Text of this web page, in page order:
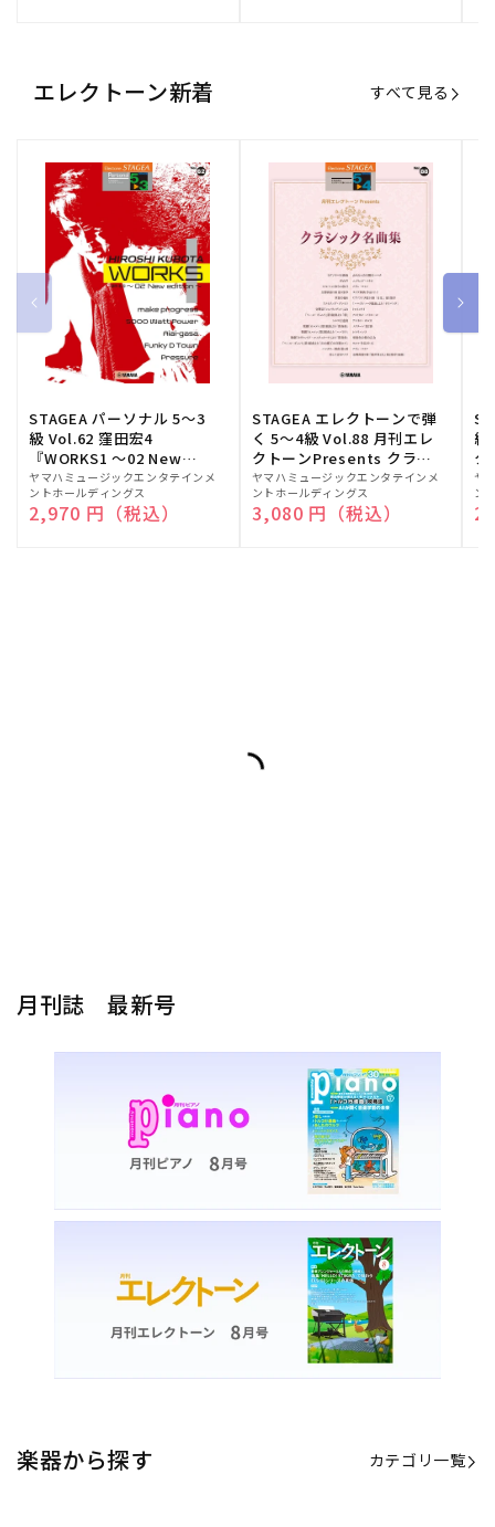
エレクトーン新着 すべて見る
STAGEA パーソナル 5～3
級 Vol.62 窪田宏4
『WORKS1 ～02 New
edition～』
販
売
元:
ヤマハミュージックエンタテインメ
ントホールディングス
通常価格
2,970 円（税込）
STAGEA エレクトーンで弾
く 5～4級 Vol.88 月刊エレ
クトーンPresents クラシ
ック名曲集
販
売
元:
ヤマハミュージックエンタテインメ
ントホールディングス
通常価格
3,080 円（税込）
級
ク
販
売
元:
ヤ
ン
カテゴリ一覧